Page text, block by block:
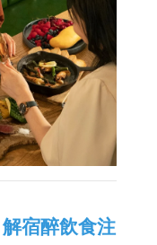
宿醉飲食注